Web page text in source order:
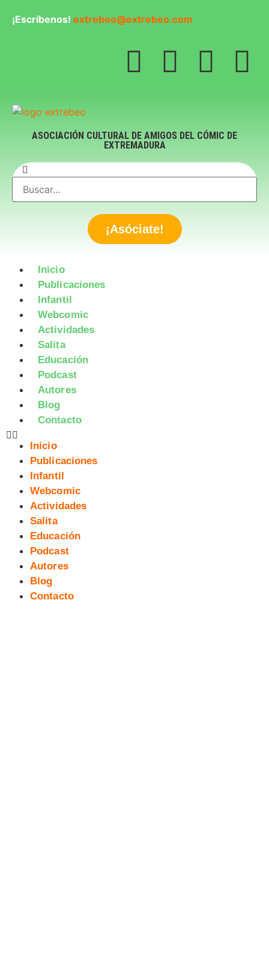
¡Escríbenos! extrebeo@extrebeo.com
ASOCIACIÓN CULTURAL DE AMIGOS DEL CÓMIC DE
EXTREMADURA
¡Asóciate!
Inicio
Publicaciones
Infantil
Webcomic
Actividades
Salita
Educación
Podcast
Autores
Blog
Contacto
Inicio
Publicaciones
Infantil
Webcomic
Actividades
Salita
Educación
Podcast
Autores
Blog
Contacto